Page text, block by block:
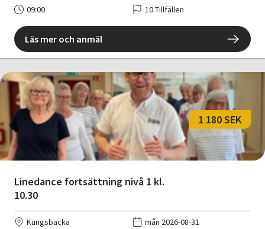
09:00
10 Tillfällen
Läs mer och anmäl
Linedance fortsättning nivå 1 kl.
10.30
1 180 SEK
Kungsbacka
mån 2026-08-31